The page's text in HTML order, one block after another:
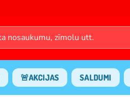
🚨AKCIJAS SALDUMI